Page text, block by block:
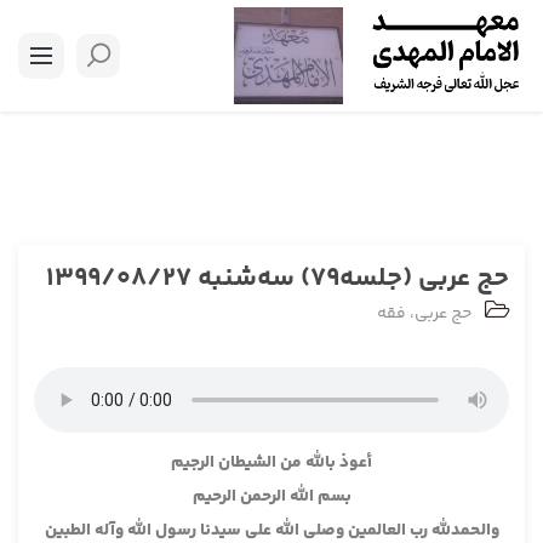
حج عربی (جلسه79) سه‌شنبه 1399/08/27
حج عربی، فقه
أعوذ بالله من الشيطان الرجيم
بسم الله الرحمن الرحيم
والحمدلله رب العالمين وصلى الله على سيدنا رسول الله وآله الطبين